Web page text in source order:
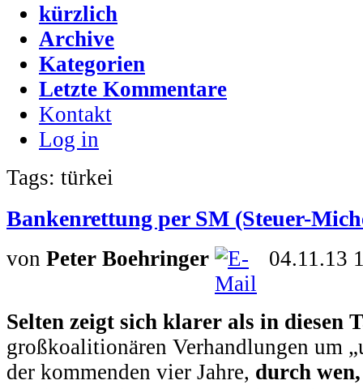
kürzlich
Archive
Kategorien
Letzte Kommentare
Kontakt
Log in
Tags: türkei
Bankenrettung per SM (Steuer-
von Peter Boehringer 04.11.13
Selten zeigt sich klarer als in diesen
großkoalitionären Verhandlungen um
der kommenden vier Jahre, durch